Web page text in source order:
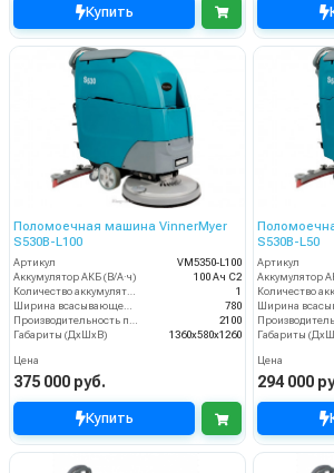
Купить
Поломоечная машина VinnerMyer
S530B-L100
Артикул
VM5350-L100
Аккумулятор АКБ (В/А·ч)
100 Ач С2
Количество аккумуляторов (шт)
1
Ширина всасывающей балки (мм)
780
Производительность по площади (м2/ч)
2100
Габариты (ДхШхВ)
1360х580х1260
Цена
375 000 руб.
Купить
S530B-L50
Артикул
Аккумулятор
Габариты
Цена
294 000